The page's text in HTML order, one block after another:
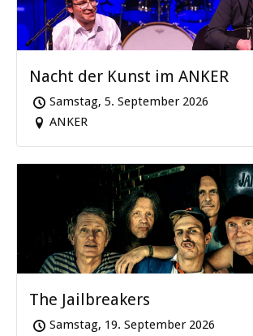
Nacht der Kunst im ANKER
Samstag, 5. September 2026
ANKER
The Jailbreakers
Samstag, 19. September 2026